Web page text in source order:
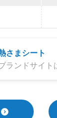
さまシート
ランドサイト